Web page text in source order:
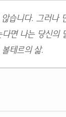
습니다. 그러나
면 나는 당신의
테르의 삶.